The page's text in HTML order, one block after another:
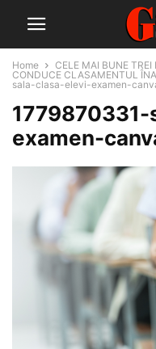
Home
CELE MAI BUNE
CONDUCE CLASAMENTUL
sala-clasa-elevi-examen-
examen-